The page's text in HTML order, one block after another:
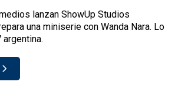
lanzan ShowUp Studios
una miniserie con Wanda Nara. Lo
argentina.